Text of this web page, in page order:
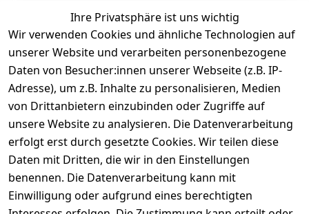
Ähnliche Produkte
Ihre Privatsphäre ist uns wichtig
Wir verwenden Cookies und ähnliche Technologien auf
unserer Website und verarbeiten personenbezogene
Daten von Besucher:innen unserer Webseite (z.B. IP-
Adresse), um z.B. Inhalte zu personalisieren, Medien
von Drittanbietern einzubinden oder Zugriffe auf
unsere Website zu analysieren. Die Datenverarbeitung
erfolgt erst durch gesetzte Cookies. Wir teilen diese
Daten mit Dritten, die wir in den Einstellungen
benennen. Die Datenverarbeitung kann mit
Einwilligung oder aufgrund eines berechtigten
Rechtliches
AGB
Impressum
Datenschutze
rklärung
Über uns
Kontakt
Registrieren
Kataloge zum
Download
Wir
versenden
mit
Zahle
bequem per